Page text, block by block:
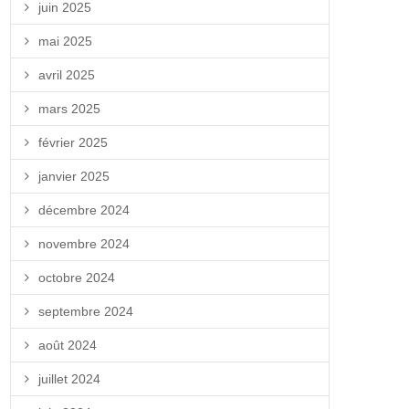
juin 2025
mai 2025
avril 2025
mars 2025
février 2025
janvier 2025
décembre 2024
novembre 2024
octobre 2024
septembre 2024
août 2024
juillet 2024